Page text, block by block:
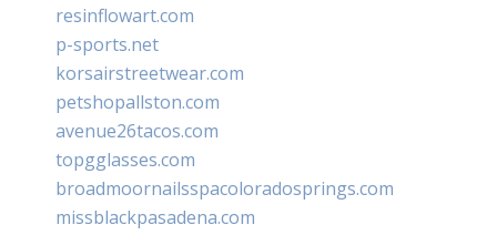
resinflowart.com
p-sports.net
korsairstreetwear.com
petshopallston.com
avenue26tacos.com
topgglasses.com
broadmoornailsspacoloradosprings.com
missblackpasadena.com